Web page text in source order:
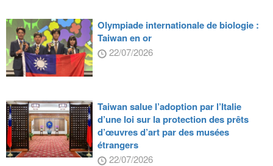
Olympiade internationale de biologie :
Taiwan en or
22/07/2026
Taiwan salue l’adoption par l’Italie
d’une loi sur la protection des prêts
d’œuvres d’art par des musées
étrangers
22/07/2026